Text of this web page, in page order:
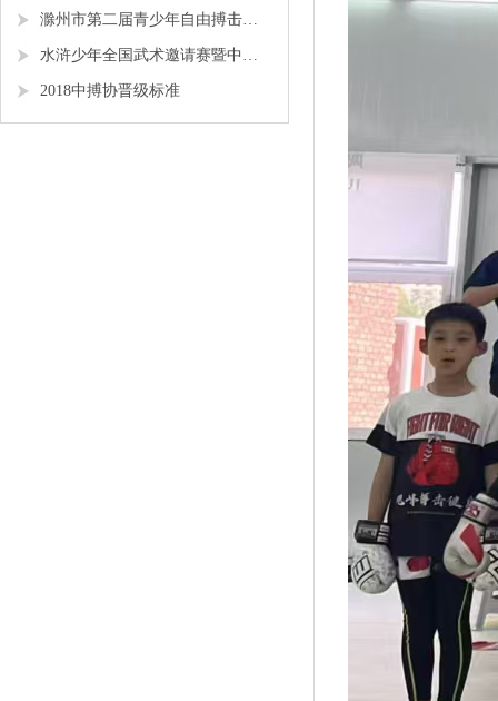
滁州市第二届青少年自由搏击全国邀请赛
水浒少年全国武术邀请赛暨中搏协青少年搏击锦标赛
2018中搏协晋级标准